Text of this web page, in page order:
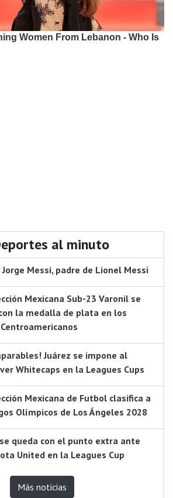
al minuto
Jorge Messi, padre de Lionel Messi
Mexicana Sub-23 Varonil se
la medalla de plata en los
Juárez se impone al
Whitecaps en la Leagues Cups
Mexicana de Futbol clasifica a
Olímpicos de Los Ángeles 2028
queda con el punto extra ante
United en la Leagues Cup
Más noticias